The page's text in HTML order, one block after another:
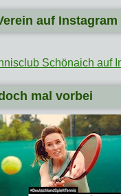
auf Instagram
Schönaich auf
mal vorbei